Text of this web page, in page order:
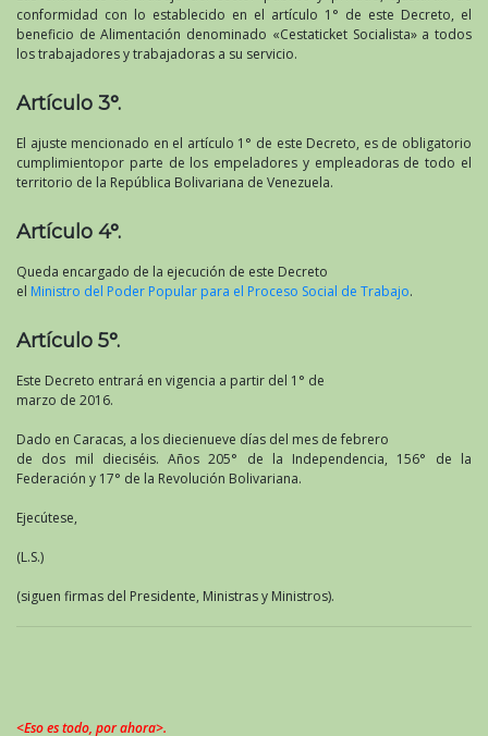
conformidad con lo establecido en el artículo 1° de este Decreto, el
beneficio de Alimentación denominado «Cestaticket Socialista» a todos
los trabajadores y trabajadoras a su servicio.
Artículo 3°.
El ajuste mencionado en el artículo 1° de este Decreto, es de obligatorio
cumplimientopor parte de los empeladores y empleadoras de todo el
territorio de la República Bolivariana de Venezuela.
Artículo 4°.
Queda encargado de la ejecución de este Decreto
el Ministro del Poder Popular para el Proceso Social de Trabajo.
Artículo 5°.
Este Decreto entrará en vigencia a partir del 1° de
marzo de 2016.
Dado en Caracas, a los diecienueve días del mes de febrero
de dos mil dieciséis. Años 205° de la Independencia, 156° de la
Federación y 17° de la Revolución Bolivariana.
Ejecútese,
(L.S.)
(siguen firmas del Presidente, Ministras y Ministros).
<Eso es todo, por ahora>.